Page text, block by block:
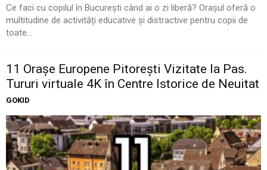
Ce faci cu copilul în București când ai o zi liberă? Orașul oferă o
multitudine de activități educative și distractive pentru copii de
toate...
11 Oraşe Europene Pitoreşti Vizitate la Pas.
Tururi virtuale 4K în Centre Istorice de Neuitat
GOKID